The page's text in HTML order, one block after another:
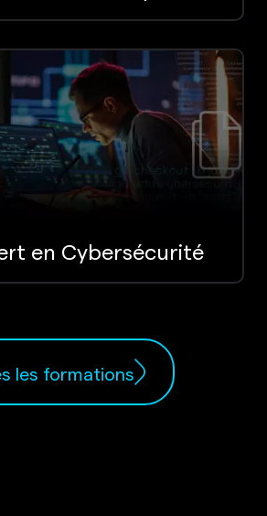
en Cybersécurité
les formations